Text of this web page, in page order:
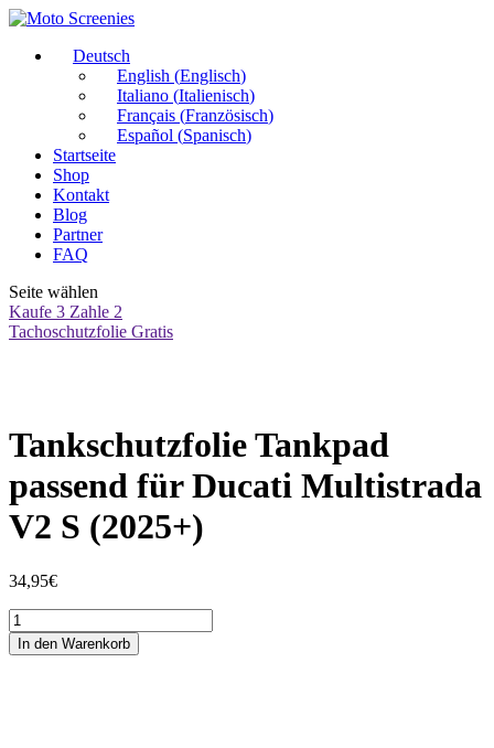
Deutsch
English (Englisch)
Italiano (Italienisch)
Français (Französisch)
Español (Spanisch)
Startseite
Shop
Kontakt
Blog
Partner
FAQ
Seite wählen
Kaufe 3 Zahle 2
Tachoschutzfolie Gratis
Tankschutzfolie Tankpad
passend für Ducati Multistrada
V2 S (2025+)
34,95€
Tankschutzfolie
Tankpad
passend
In den Warenkorb